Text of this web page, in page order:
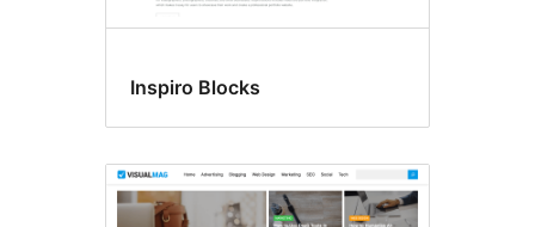
Inspiro Blocks